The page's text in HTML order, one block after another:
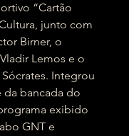
“Cartão
junto com
Birner, o
Lemos e o
Integrou
bancada do
exibido
GNT e